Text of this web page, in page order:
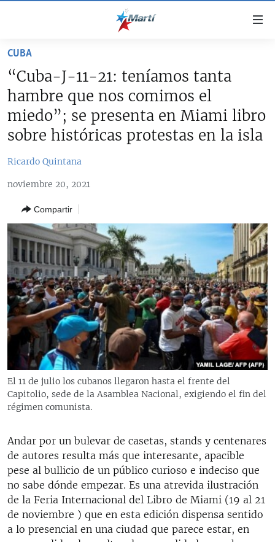
accesibilidad
contenido
principal
navegación
principal
la
búsqueda
CUBA
CUBA
DERECHOS HUMANOS
SOBRE CUBA
ESTADOS UNIDOS
ESTADOS UNIDOS
AMÉRICA LATINA
OPINIÓN GRÁFICA
AUDIOVISUALES MARTÍ
RADIO MARTÍ
ESPECIALES
ESPECIALES
LA REALIDAD DE LA VIVIENDA EN CUBA
KENTU-CUBANO
DESINFORMACIÓN RUSA EN AMÉRICA LATINA
LA INVASIÓN DE RUSIA A UCRANIA
MULTIMEDIA
EDITORIALES
SÍGUENOS
CUBA
“Cuba-J-11-21: teníamos tanta
hambre que nos comimos el
miedo”; se presenta en Miami libro
sobre históricas protestas en la isla
Ricardo Quintana
noviembre 20, 2021
Compartir
El 11 de julio los cubanos llegaron hasta el frente del
Capitolio, sede de la Asamblea Nacional, exigiendo el fin del
régimen comunista.
Andar por un bulevar de casetas, stands y centenares
de autores resulta más que interesante, apacible
pese al bullicio de un público curioso e indeciso que
no sabe dónde empezar. Es una atrevida ilustración
de la Feria Internacional del Libro de Miami (19 al 21
de noviembre ) que en esta edición dispensa sentido
a lo presencial en una ciudad que parece estar, en